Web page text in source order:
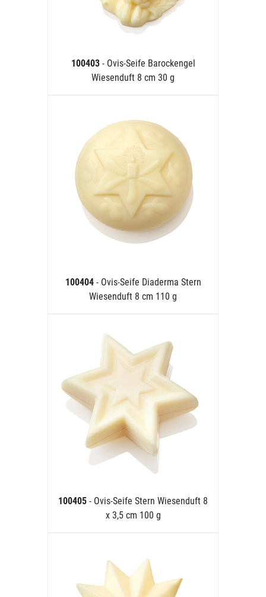
100403 - Ovis-Seife Barockengel
Wiesenduft 8 cm 30 g
100404 - Ovis-Seife Diaderma Stern
Wiesenduft 8 cm 110 g
100405 - Ovis-Seife Stern Wiesenduft 8
x 3,5 cm 100 g